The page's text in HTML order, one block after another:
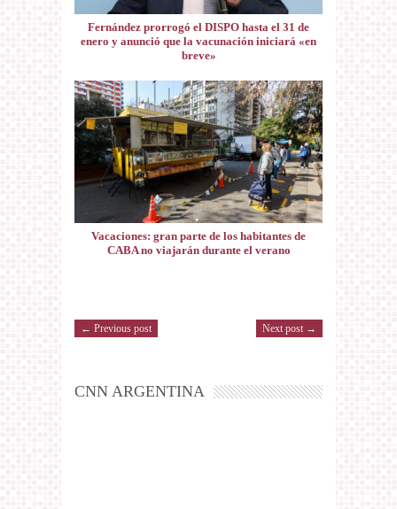
Fernández prorrogó el DISPO hasta el 31 de
enero y anunció que la vacunación iniciará «en
breve»
Vacaciones: gran parte de los habitantes de
CABA no viajarán durante el verano
← Previous post Next post →
CNN ARGENTINA